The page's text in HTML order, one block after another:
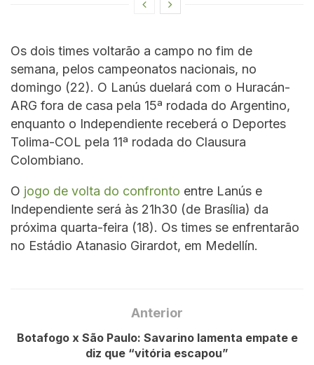
Os dois times voltarão a campo no fim de
semana, pelos campeonatos nacionais, no
domingo (22). O Lanús duelará com o Huracán-
ARG fora de casa pela 15ª rodada do Argentino,
enquanto o Independiente receberá o Deportes
Tolima-COL pela 11ª rodada do Clausura
Colombiano.
O jogo de volta do confronto entre Lanús e
Independiente será às 21h30 (de Brasília) da
próxima quarta-feira (18). Os times se enfrentarão
no Estádio Atanasio Girardot, em Medellín.
Anterior
Botafogo x São Paulo: Savarino lamenta empate e
diz que “vitória escapou”